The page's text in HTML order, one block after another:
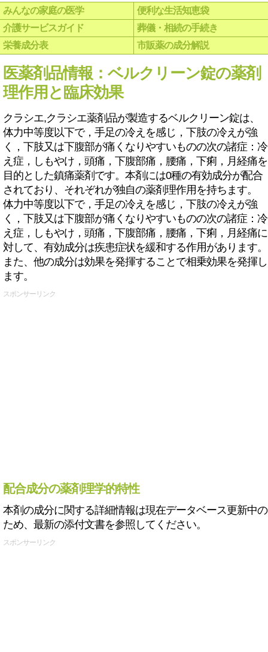
みんなの家庭の医学
便利な生活知恵袋
介護サービスガイド
葬儀・相続の手続き
栄養成分表
市販薬の成分解説
医薬剤品情報：ベルクリーン錠の薬剤
理作用と臨床効果
クラシエ,クラシエ薬剤品が製造するベルクリーン錠は、
体力中等度以下で，手足の冷えを感じ，下肢の冷えが強
く，下肢又は下腹部が痛くなりやすいものの次の諸症：冷
え症，しもやけ，頭痛，下腹部痛，腰痛，下痢，月経痛を
目的とした鎮痛薬剤です。本剤には0種の有効成分が配合
されており、それぞれが独自の薬剤理作用を持ちます。
体力中等度以下で，手足の冷えを感じ，下肢の冷えが強
く，下肢又は下腹部が痛くなりやすいものの次の諸症：冷
え症，しもやけ，頭痛，下腹部痛，腰痛，下痢，月経痛に
対して、有効成分は疾患症状を緩和する作用があります。
また、他の成分は効果を発揮することで相乗効果を発揮し
ます。
スポンサーリンク
配合成分の薬剤理学的特性
本剤の成分に関する詳細情報は現在データベース更新中の
ため、最新の添付文書を参照してください。
スポンサーリンク